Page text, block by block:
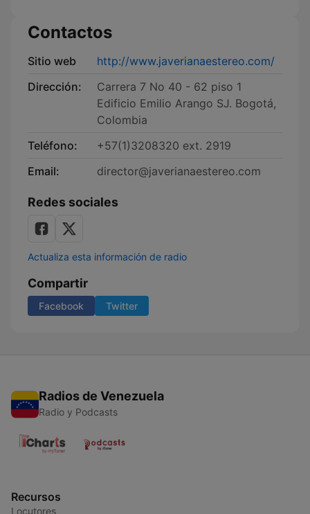
Contactos
Sitio web
http://www.javerianaestereo.com/
Dirección:
Carrera 7 No 40 - 62 piso 1
Edificio Emilio Arango SJ. Bogotá,
Colombia
Teléfono:
+57(1)3208320 ext. 2919
Email:
director@javerianaestereo.com
Redes sociales
Actualiza esta información de radio
Compartir
Facebook Twitter
Radios de Venezuela
Radio y Podcasts
Recursos
Locutores